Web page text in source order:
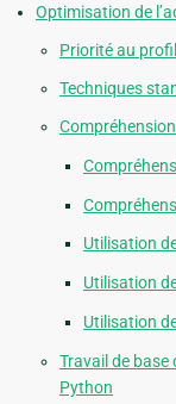
Optimisation de
Priorité au
Techniques
Utilisation
Utilisation
Utilisation
Travail de base
Python